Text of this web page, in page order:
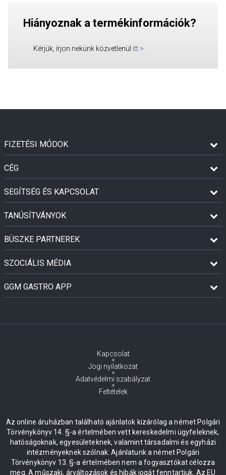
Hiányoznak a termékinformációk?
Kérjük, írjon nekünk közvetlenül itt >
FIZETÉSI MÓDOK
CÉG
SEGÍTSÉG ÉS KAPCSOLAT
TANÚSÍTVÁNYOK
BÜSZKE PARTNEREK
SZOCIÁLIS MÉDIA
GGM GASTRO APP
Kapcsolat
Jogi nyilatkozat
Adatvédelmi szabályzat
Feltételek
Az online áruházban található ajánlatok kizárólag a német Polgári
Törvénykönyv 14. §-a értelmében vett kereskedelmi ügyfeleknek,
hatóságoknak, egyesületeknek, valamint társadalmi és egyházi
intézményeknek szólnak. Ajánlatunk a német Polgári
Törvénykönyv 13. §-a értelmében nem a fogyasztókat célozza
meg. A műszaki, árváltozások és hibák jogát fenntartjuk. Az EU